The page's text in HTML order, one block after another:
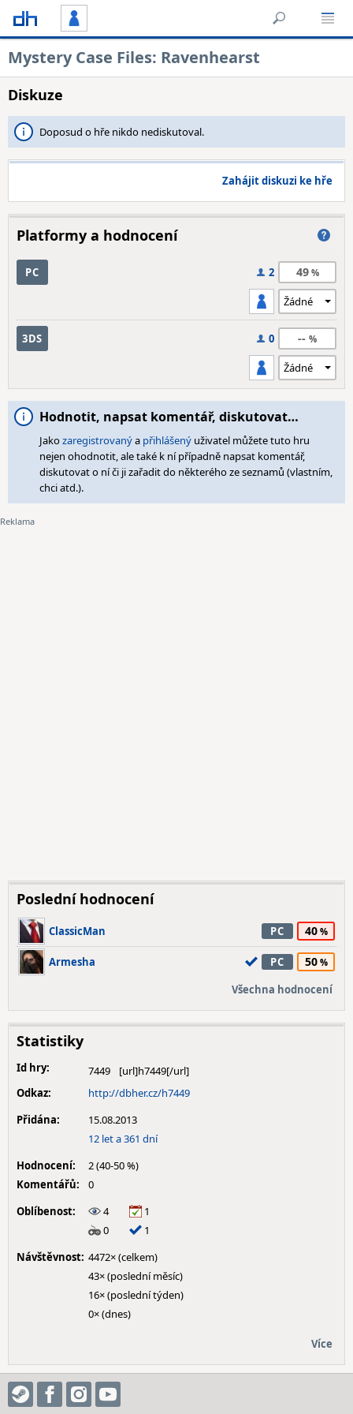
Mystery Case Files: Ravenhearst
Diskuze
Doposud o hře nikdo nediskutoval.
Zahájit diskuzi ke hře
Platformy a hodnocení
PC 2 49
3DS 0 --
Hodnotit, napsat komentář, diskutovat…
Jakozaregistrovanýa přihlášený uživatel můžete tuto hru
nejen ohodnotit, ale také k ní případně napsat komentář,
diskutovat o ní či ji zařadit do některého ze seznamů (vlastním,
chci atd.).
Poslední hodnocení
ClassicMan PC 40
Armesha PC 50
Všechna hodnocení
Statistiky
Id hry:
7449
Odkaz:
http://dbher.cz/h7449
Přidána:
15.08.2013
12 let a 361 dní
Hodnocení:
2 (40-50 %)
Komentářů:
0
Oblíbenost:
4
1
0
1
Návštěvnost: 4472× (celkem)
43× (poslední měsíc)
16× (poslední týden)
0× (dnes)
Více